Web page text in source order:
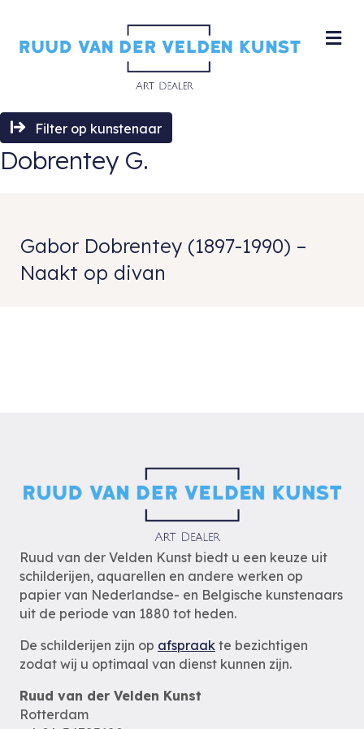
Filter op kunstenaar
Dobrentey G.
Gabor Dobrentey (1897-1990) –
Naakt op divan
Ruud van der Velden Kunst biedt u een keuze uit
schilderijen, aquarellen en andere werken op
papier van Nederlandse- en Belgische kunstenaars
uit de periode van 1880 tot heden.
De schilderijen zijn op afspraak te bezichtigen
zodat wij u optimaal van dienst kunnen zijn.
Ruud van der Velden Kunst
Rotterdam